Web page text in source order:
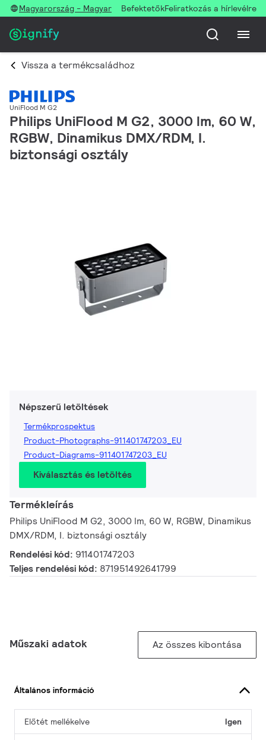
Magyarország - Magyar BefektetőkFeliratkozás a hírlevélre
Vissza a termékcsaládhoz
UniFlood M G2
Philips UniFlood M G2, 3000 lm, 60 W,
RGBW, Dinamikus DMX/RDM, I.
biztonsági osztály
Népszerű letöltések
Termékprospektus
Product-Photographs-911401747203_EU
Product-Diagrams-911401747203_EU
Kiválasztás és letöltés
Termékleírás
Philips UniFlood M G2, 3000 lm, 60 W, RGBW, Dinamikus
DMX/RDM, I. biztonsági osztály
Rendelési kód: 911401747203
Teljes rendelési kód: 871951492641799
Műszaki adatok Az összes kibontása
Általános információ
Előtét mellékelve Igen